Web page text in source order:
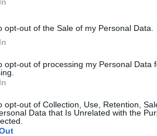
opt-out of the Sale of my Personal Data.
opt-out of processing my Personal Data
opt-out of Collection, Use, Retention,
Data that Is Unrelated with the
com um preço bem mais
de até 8 horas de utilização e